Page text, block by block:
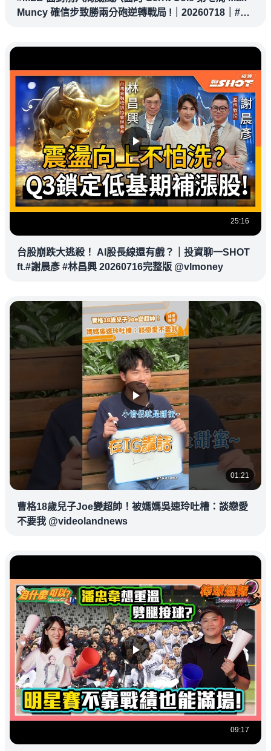
Muncy 確信步致勝兩分砲逆轉戰局 !｜20260718｜#洛
25:16
台股崩跌大逃殺！ AI股長線還有戲？｜投資聊一SHOT
ft.#謝晨彥 #林昌興 20260716完整版 @vlmoney
01:21
曹格18歲兒子Joe變超帥！被媽媽吳速玲吐槽：談戀愛
不要我 @videolandnews
09:17